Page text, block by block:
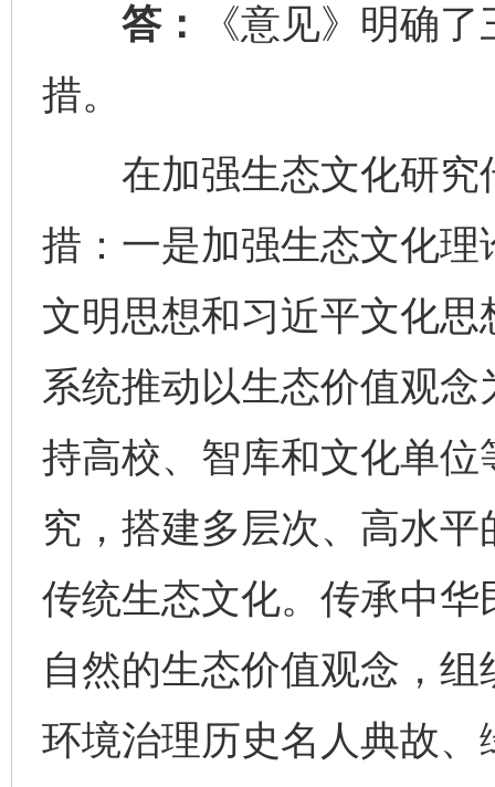
答：
《意见》明确
措。
在加强生态文化研究
措：一是加强生态文化
文明思想和习近平文化
系统推动以生态价值观
持高校、智库和文化单
究，搭建多层次、高水
传统生态文化。传承中
自然的生态价值观念，
环境治理历史名人典故